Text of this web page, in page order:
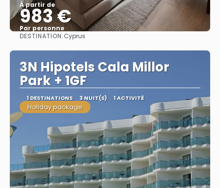
À partir de
983 €
Par personne
DESTINATION:Cyprus
3N Hipotels Cala Millor
Park + 1GF
1 DESTINATIONS 3 NUIT(S) 1 ACTIVITÉ
Holiday package